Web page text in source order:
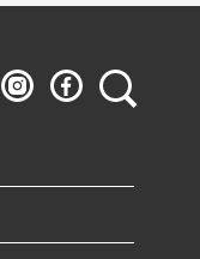
Ludwig
Múzeum
Ludwig
Múzeum
Keresés